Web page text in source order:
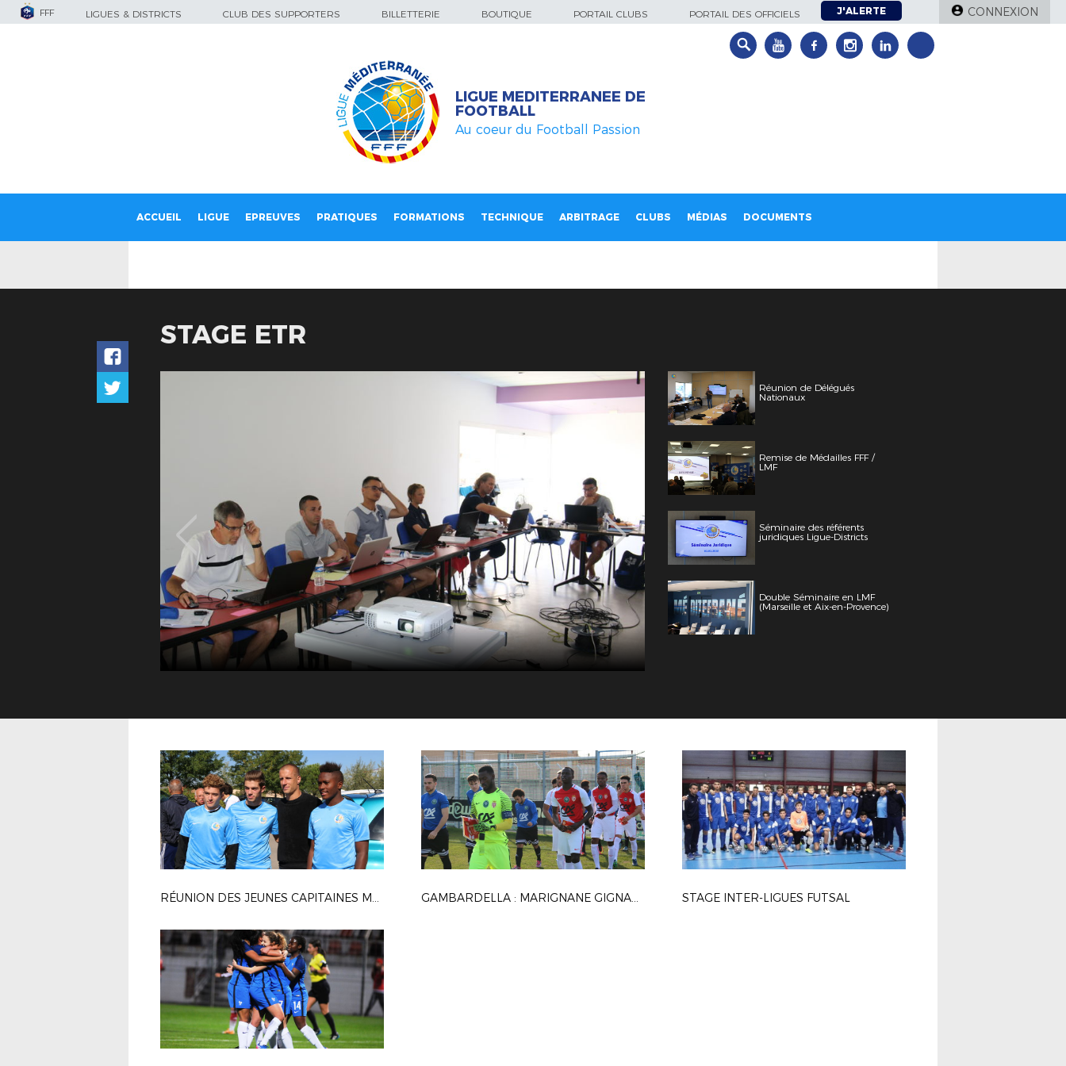
FFF LIGUES & DISTRICTS CLUB DES SUPPORTERS BILLETTERIE BOUTIQUE PORTAIL CLUBS PORTAIL DES OFFICIELS J'ALERTE CONNEXION
LIGUE MEDITERRANEE DE
FOOTBALL
Au coeur du Football Passion
ACCUEIL LIGUE EPREUVES PRATIQUES FORMATIONS TECHNIQUE ARBITRAGE CLUBS MÉDIAS DOCUMENTS
STAGE ETR
Réunion de Délégués
Nationaux
Remise de Médailles FFF /
LMF
Séminaire des référents
juridiques Ligue-Districts
Double Séminaire en LMF
(Marseille et Aix-en-Provence)
RÉUNION DES JEUNES CAPITAINES MÉDITERRANÉENS GAMBARDELLA : MARIGNANE GIGNAC FC / AS MONACO STAGE INTER-LIGUES FUTSAL